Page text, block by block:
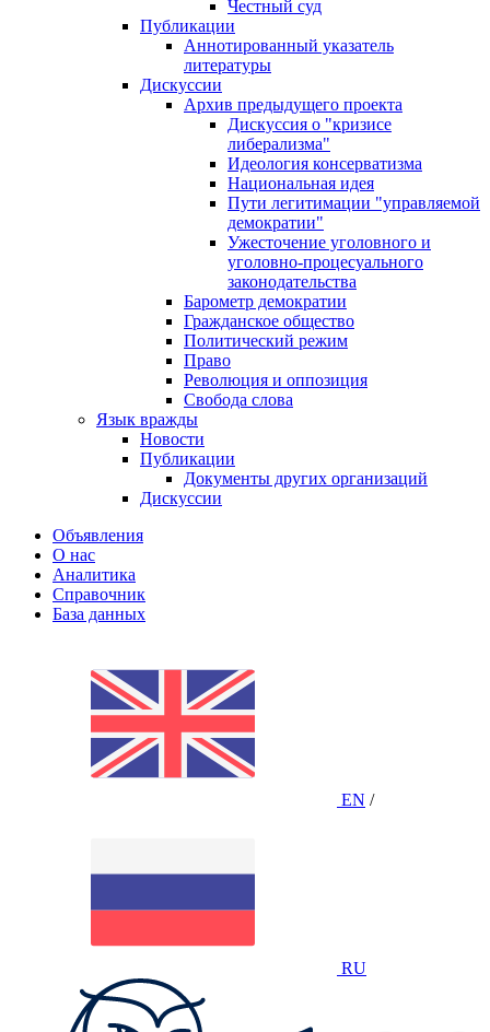
Честный суд
Публикации
Аннотированный указатель
литературы
Дискуссии
Архив предыдущего проекта
Дискуссия о "кризисе
либерализма"
Идеология консерватизма
Национальная идея
Пути легитимации "управляемой
демократии"
Ужесточение уголовного и
уголовно-процесуального
законодательства
Барометр демократии
Гражданское общество
Политический режим
Право
Революция и оппозиция
Свобода слова
Язык вражды
Новости
Публикации
Документы других организаций
Дискуссии
Объявления
О нас
Аналитика
Справочник
База данных
EN /
RU